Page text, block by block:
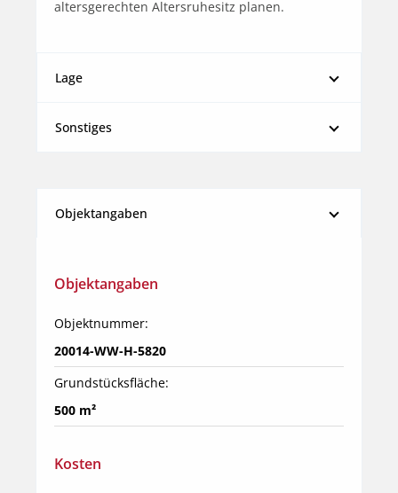
altersgerechten Altersruhesitz planen.
Lage
Sonstiges
Objektangaben
Objektangaben
Objektnummer:
20014-WW-H-5820
Grundstücksfläche:
500 m²
Kosten